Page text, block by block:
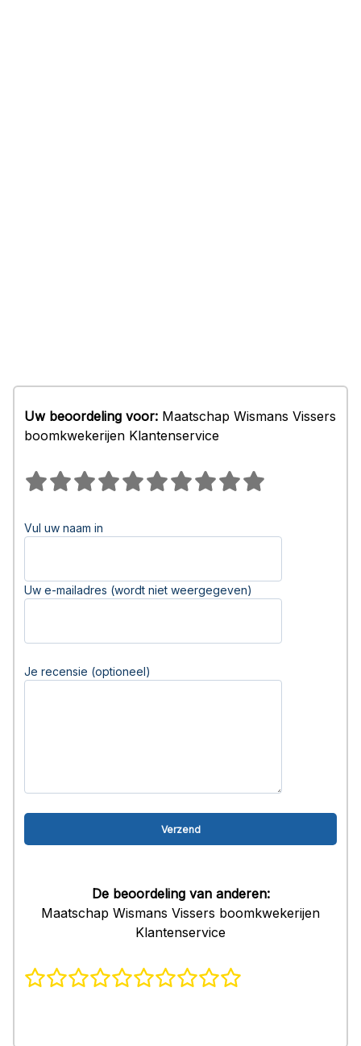
Uw beoordeling voor: Maatschap Wismans Vissers
boomkwekerijen Klantenservice
Vul uw naam in
Uw e-mailadres (wordt niet weergegeven)
Je recensie (optioneel)
De beoordeling van anderen:
Maatschap Wismans Vissers boomkwekerijen
Klantenservice